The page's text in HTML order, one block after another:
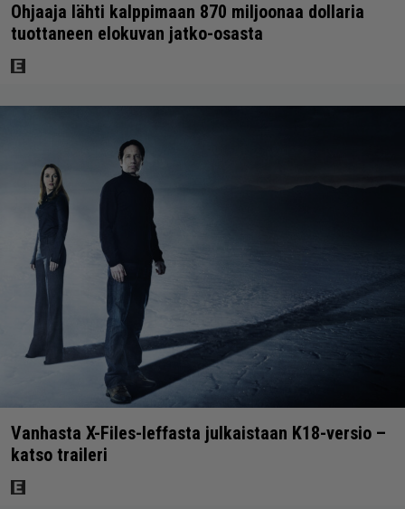
Ohjaaja lähti kalppimaan 870 miljoonaa dollaria
tuottaneen elokuvan jatko-osasta
Vanhasta X-Files-leffasta julkaistaan K18-versio –
katso traileri